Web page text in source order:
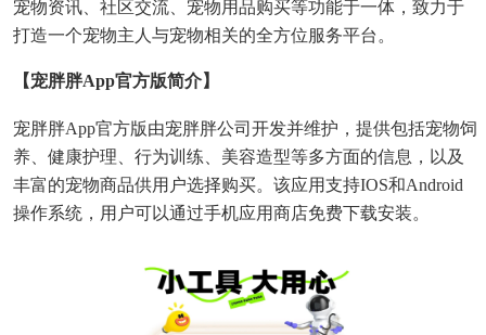
宠物资讯、社区交流、宠物用品购买等功能于一体，致力于
打造一个宠物主人与宠物相关的全方位服务平台。
【宠胖胖app官方版简介】
宠胖胖app官方版由宠胖胖公司开发并维护，提供包括宠物饲
养、健康护理、行为训练、美容造型等多方面的信息，以及
丰富的宠物商品供用户选择购买。该应用支持iOS和Android
操作系统，用户可以通过手机应用商店免费下载安装。